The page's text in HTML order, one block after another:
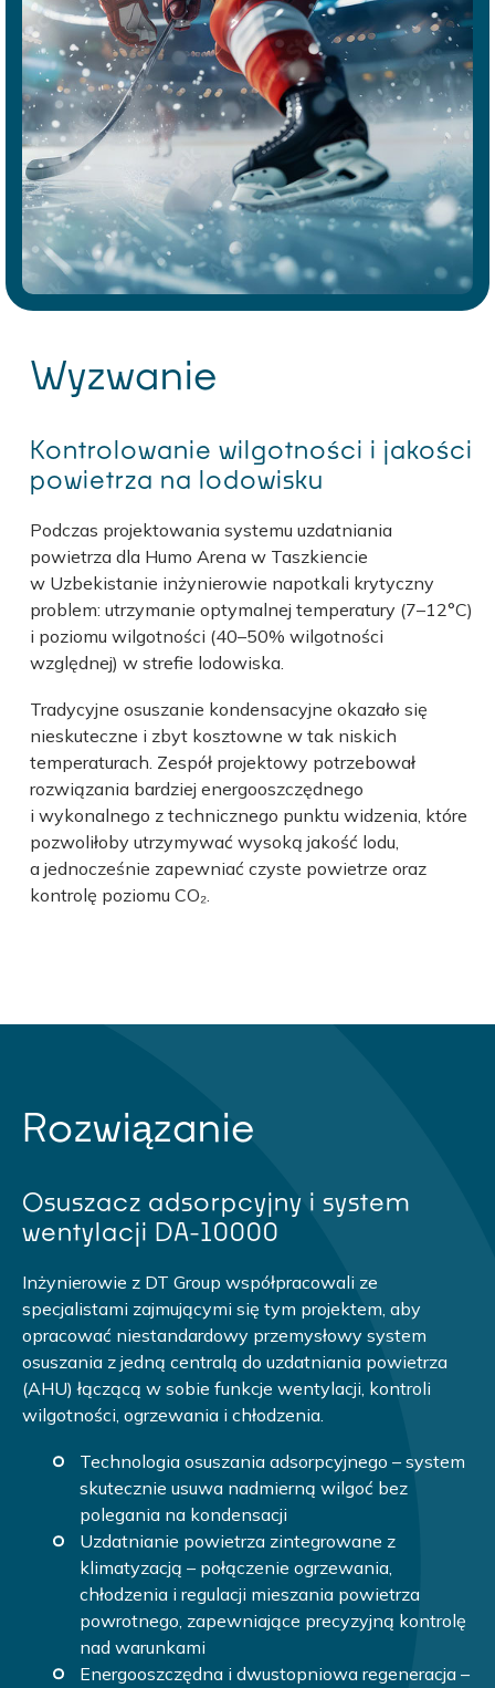
Wyzwanie
Kontrolowanie wilgotności i jakości
powietrza na lodowisku
Podczas projektowania systemu uzdatniania
powietrza dla Humo Arena w Taszkiencie
w Uzbekistanie inżynierowie napotkali krytyczny
problem: utrzymanie optymalnej temperatury (7–12°C)
i poziomu wilgotności (40–50% wilgotności
względnej) w strefie lodowiska.
Tradycyjne osuszanie kondensacyjne okazało się
nieskuteczne i zbyt kosztowne w tak niskich
temperaturach. Zespół projektowy potrzebował
rozwiązania bardziej energooszczędnego
i wykonalnego z technicznego punktu widzenia, które
pozwoliłoby utrzymywać wysoką jakość lodu,
a jednocześnie zapewniać czyste powietrze oraz
kontrolę poziomu CO₂.
Rozwiązanie
Osuszacz adsorpcyjny i system
wentylacji DA-10000
Inżynierowie z DT Group współpracowali ze
specjalistami zajmującymi się tym projektem, aby
opracować niestandardowy przemysłowy system
osuszania z jedną centralą do uzdatniania powietrza
(AHU) łączącą w sobie funkcje wentylacji, kontroli
wilgotności, ogrzewania i chłodzenia.
Technologia osuszania adsorpcyjnego – system
skutecznie usuwa nadmierną wilgoć bez
polegania na kondensacji
Uzdatnianie powietrza zintegrowane z
klimatyzacją – połączenie ogrzewania,
chłodzenia i regulacji mieszania powietrza
powrotnego, zapewniające precyzyjną kontrolę
nad warunkami
Energooszczędna i dwustopniowa regeneracja –